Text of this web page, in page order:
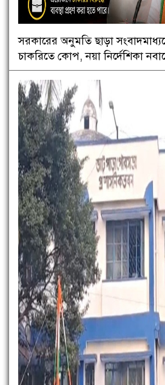
সরকারের অনুমতি ছাড়া
চাকরিতে কোপ, নয়া নির্দেশিকা